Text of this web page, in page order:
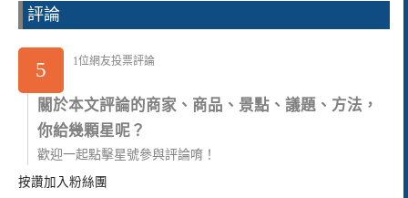
評論
5 1位網友投票評論
關於本文評論的商家、商品、景點、議題、方法，
你給幾顆星呢？
歡迎一起點擊星號參與評論唷！
按讚加入粉絲團